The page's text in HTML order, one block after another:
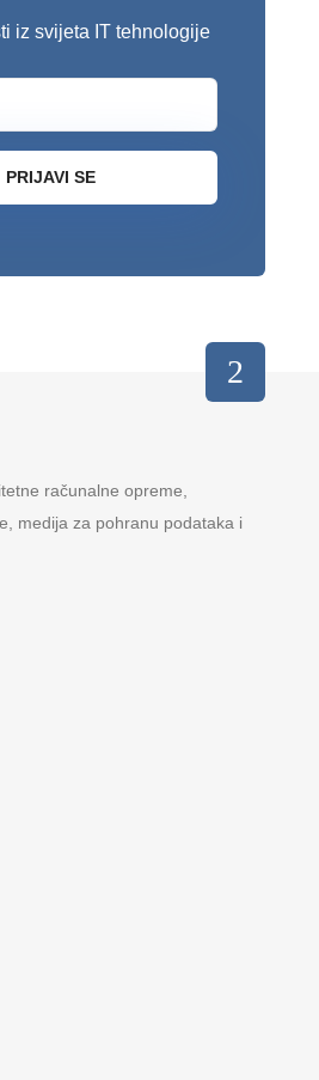
iz svijeta IT tehnologije
PRIJAVI SE
računalne opreme,
medija za pohranu podataka i